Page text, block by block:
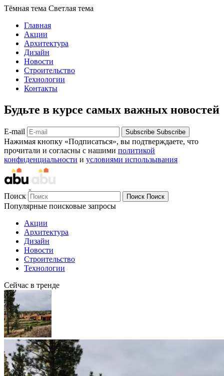
Тёмная тема Светлая тема
Главная
Акции
Архитектура
Дизайн
Новости
Строительство
Технологии
Контакты
Будьте в курсе самых важных новостей
E-mail Subscribe Subscribe
Нажимая кнопку «Подписаться», вы подтверждаете, что
прочитали и согласны с нашими политикой
конфиденциальности и условиями использывания
Поиск Поиск Поиск
Популярные поисковые запросы
Акции
Архитектура
Дизайн
Новости
Строительство
Технологии
Сейчас в тренде